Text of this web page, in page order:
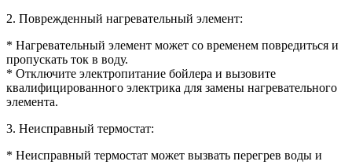
2. Поврежденный нагревательный элемент:
* Нагревательный элемент может со временем повредиться и
пропускать ток в воду.
* Отключите электропитание бойлера и вызовите
квалифицированного электрика для замены нагревательного
элемента.
3. Неисправный термостат:
* Неисправный термостат может вызвать перегрев воды и